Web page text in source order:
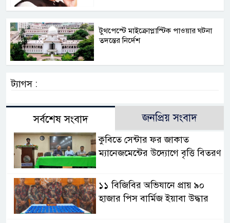
টুথপেস্টে মাইক্রোপ্লাস্টিক পাওয়ার ঘটনা
তদন্তের নির্দেশ
ট্যাগস :
সর্বশেষ সংবাদ জনপ্রিয় সংবাদ
কুবিতে সেন্টার ফর জাকাত
ম্যানেজমেন্টের উদ্যোগে বৃত্তি বিতরণ
১১ বিজিবির অভিযানে প্রায় ৯০
হাজার পিস বার্মিজ ইয়াবা উদ্ধার